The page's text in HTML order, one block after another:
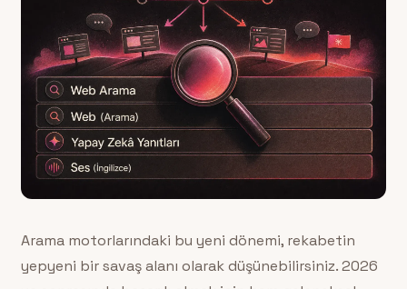
Arama motorlarındaki bu yeni dönemi, rekabetin
yepyeni bir savaş alanı olarak düşünebilirsiniz. 2026